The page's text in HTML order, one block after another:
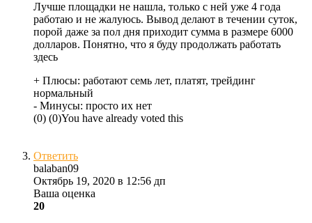
Лучше площадки не нашла, только с ней уже 4 года
работаю и не жалуюсь. Вывод делают в течении суток,
порой даже за пол дня приходит сумма в размере 6000
долларов. Понятно, что я буду продолжать работать
здесь
+ Плюсы: работают семь лет, платят, трейдинг
нормальный
- Минусы: просто их нет
(0) (0)You have already voted this
Ответить
balaban09
Октябрь 19, 2020 в 12:56 дп
Ваша оценка
20